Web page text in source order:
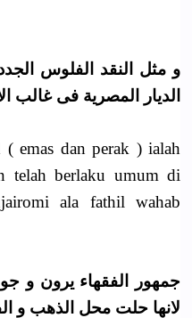
و مثل النقد الفلوس
الديار المصرية فى غالب
emas dan perak ) ialah
telah berlaku umum di
ala fathil wahab
جمهور الفقهاء يرون و
لانها حلت محل الذهب و